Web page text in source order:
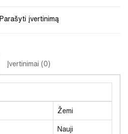
Parašyti įvertinimą
Įvertinimai (0)
Žemi
Nauji